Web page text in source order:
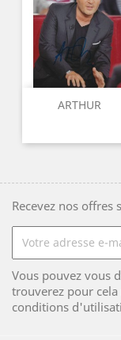
ARTHUR
Recevez nos offres
Vous pouvez vous
trouverez pour
conditions